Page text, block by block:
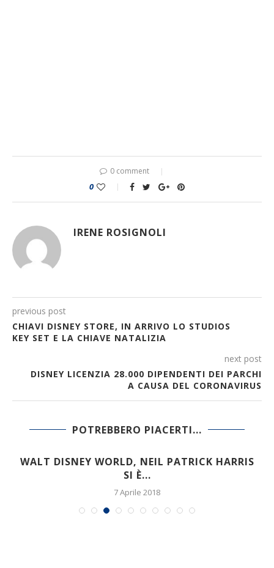
0 comment
0
IRENE ROSIGNOLI
previous post
CHIAVI DISNEY STORE, IN ARRIVO LO STUDIOS
KEY SET E LA CHIAVE NATALIZIA
next post
DISNEY LICENZIA 28.000 DIPENDENTI DEI PARCHI
A CAUSA DEL CORONAVIRUS
POTREBBERO PIACERTI...
WALT DISNEY WORLD, NEIL PATRICK HARRIS
SI È...
7 Aprile 2018